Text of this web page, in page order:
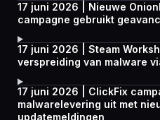
17 juni 2026 | Nieuwe
campagne gebruikt
17 juni 2026 | Steam
verspreiding van malware
17 juni 2026 | ClickFix
malwarelevering uit met
updatemeldingen